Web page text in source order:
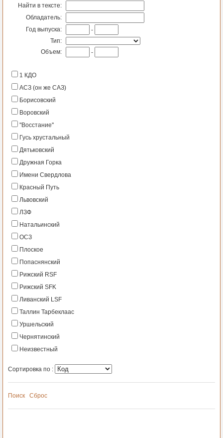
Найти в тексте:
Обладатель:
Год выпуска:
-
Тип:
Объем:
-
1 КДО
АСЗ (он же САЗ)
Борисовский
Воровский
''Восстание''
Гусь хрустальный
Дятьковский
Дружная Горка
Имени Свердлова
Красный Путь
Львовский
ЛЗФ
Натальинский
ОСЗ
Плоское
Попаснянский
Рижский RSF
Рижский SFK
Ливанский LSF
Таллин Тарбеклаас
Уршельский
Чернятинский
Неизвестный
Сортировка по :
Поиск Сброс